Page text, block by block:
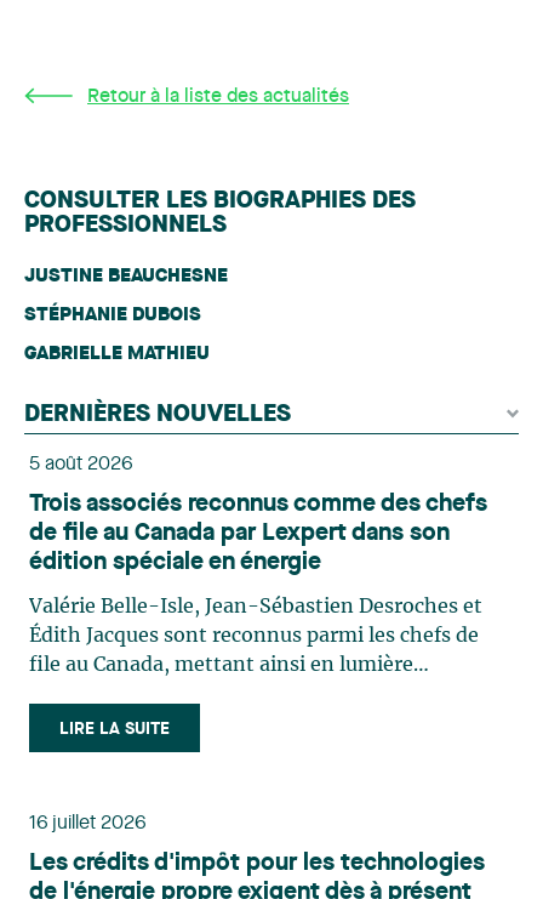
Retour à la liste des actualités
CONSULTER LES BIOGRAPHIES DES
PROFESSIONNELS
JUSTINE BEAUCHESNE
STÉPHANIE DUBOIS
GABRIELLE MATHIEU
DERNIÈRES NOUVELLES
5 août 2026
Trois associés reconnus comme des chefs
de file au Canada par Lexpert dans son
édition spéciale en énergie
Valérie Belle-Isle, Jean-Sébastien Desroches et
Édith Jacques sont reconnus parmi les chefs de
file au Canada, mettant ainsi en lumière
le domaine du droit des technologies. Valérie
Belle-Isle est associée au sein du groupe de droit
principalement sur le droit de l’environnement,
du territoire. Elle conseille et représente une
LIRE LA SUITE
16 juillet 2026
Les crédits d'impôt pour les technologies
de l'énergie propre exigent dès à présent